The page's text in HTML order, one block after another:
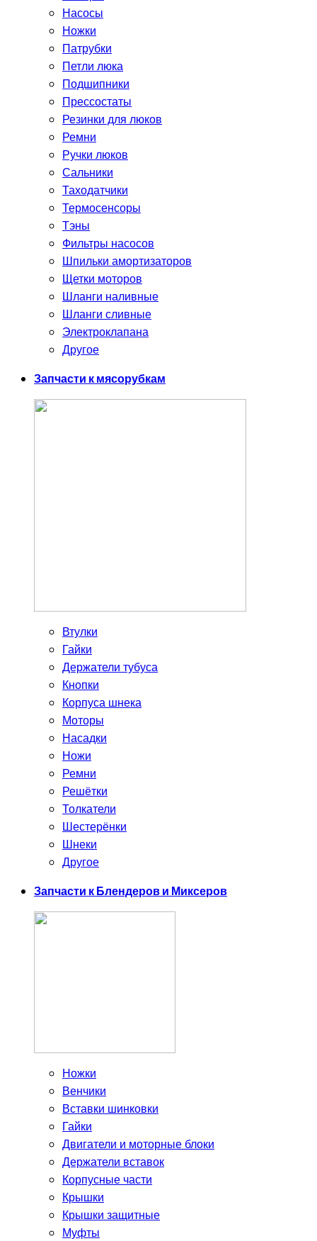
Насосы
Ножки
Патрубки
Петли люка
Подшипники
Прессостаты
Резинки для люков
Ремни
Ручки люков
Сальники
Таходатчики
Термосенсоры
Тэны
Фильтры насосов
Шпильки амортизаторов
Щетки моторов
Шланги наливные
Шланги сливные
Электроклапана
Другое
Запчасти к мясорубкам
Втулки
Гайки
Держатели тубуса
Кнопки
Корпуса шнека
Моторы
Насадки
Ножи
Ремни
Решётки
Толкатели
Шестерёнки
Шнеки
Другое
Запчасти к Блендеров и Миксеров
Ножки
Венчики
Вставки шинковки
Гайки
Двигатели и моторные блоки
Держатели вставок
Корпусные части
Крышки
Крышки защитные
Муфты